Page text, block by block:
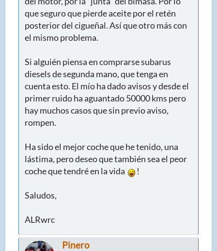
que seguro que pierde aceite por el retén
posterior del cigueñal. Así que otro más con
el mismo problema.
Si alguién piensa en comprarse subarus
diesels de segunda mano, que tenga en
cuenta esto. El mío ha dado avisos y desde el
primer ruido ha aguantado 50000 kms pero
hay muchos casos que sin previo aviso,
rompen.
Ha sido el mejor coche que he tenido, una
lástima, pero deseo que también sea el peor
coche que tendré en la vida
!
Saludos,
ALRwrc
Pinero